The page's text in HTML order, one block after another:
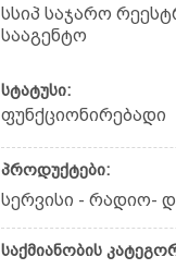
სსიპ საჯარო
სააგენტო
სტატუსი:
ფუნქციონირებადი
პროდუქტები:
სერვისი - რადიო-
საქმიანობის